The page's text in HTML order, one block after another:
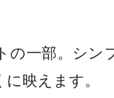
の一部。シン
映えます。